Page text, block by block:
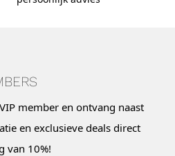
member en ontvang naast
en exclusieve deals direct
van 10%!